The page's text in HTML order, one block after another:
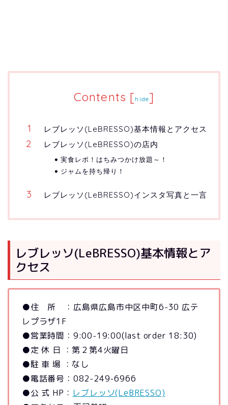
Contents [hide]
レブレッソ(LeBRESSO)基本情報とアクセス
レブレッソ(LeBRESSO)の店内
実食レポ！はちみつかけ放題～！
ジャムを持ち帰り！
レブレッソ(LeBRESSO)インスタ写真と一言
レブレッソ(LeBRESSO)基本情報とア
クセス
●住 所 ：広島県広島市中区中町6-30 広テ
レプラザ1F
●営業時間：9:00-19:00(last order 18:30)
●定 休 日 ：第２第4火曜日
●駐 車 場 ：なし
●電話番号：082-249-6966
●公 式 HP： レブレッソ(LeBRESSO)